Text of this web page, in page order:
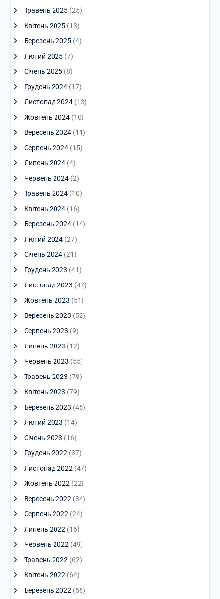
Травень 2025(25)
Квітень 2025(13)
Березень 2025(4)
Лютий 2025(7)
Січень 2025(8)
Грудень 2024(17)
Листопад 2024(13)
Жовтень 2024(10)
Вересень 2024(11)
Серпень 2024(15)
Липень 2024(4)
Червень 2024(2)
Травень 2024(10)
Квітень 2024(16)
Березень 2024(14)
Лютий 2024(27)
Січень 2024(21)
Грудень 2023 (41)
Листопад 2023 (47)
Жовтень 2023 (51)
Вересень 2023 (52)
Серпень 2023 (9)
Липень 2023 (12)
Червень 2023 (55)
Травень 2023 (79)
Квітень 2023 (79)
Березень 2023 (45)
Лютий 2023 (14)
Січень 2023 (16)
Грудень 2022 (37)
Листопад 2022 (47)
Жовтень 2022 (22)
Вересень 2022 (34)
Серпень 2022 (24)
Липень 2022 (16)
Червень 2022 (49)
Травень 2022 (62)
Квітень 2022 (64)
Березень 2022 (56)